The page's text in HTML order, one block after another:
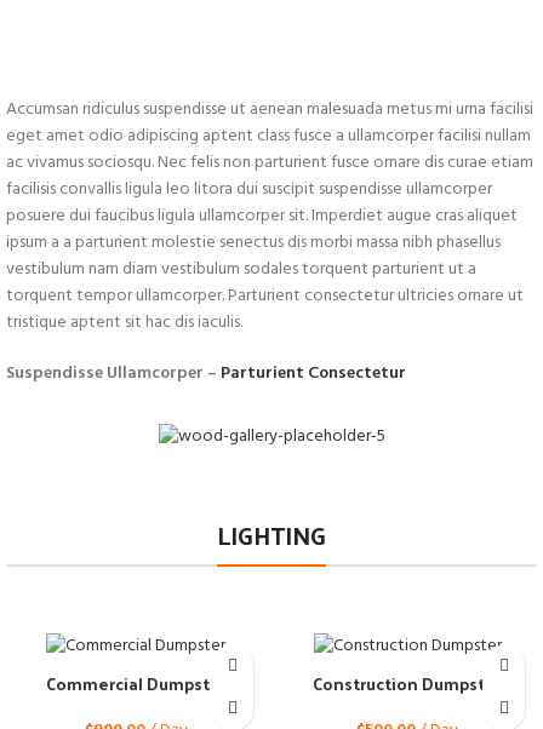
Accumsan ridiculus suspendisse ut aenean malesuada metus mi urna facilisi
eget amet odio adipiscing aptent class fusce a ullamcorper facilisi nullam
ac vivamus sociosqu. Nec felis non parturient fusce ornare dis curae etiam
facilisis convallis ligula leo litora dui suscipit suspendisse ullamcorper
posuere dui faucibus ligula ullamcorper sit. Imperdiet augue cras aliquet
ipsum a a parturient molestie senectus dis morbi massa nibh phasellus
vestibulum nam diam vestibulum sodales torquent parturient ut a
torquent tempor ullamcorper. Parturient consectetur ultricies ornare ut
tristique aptent sit hac dis iaculis.
Suspendisse Ullamcorper – Parturient Consectetur
LIGHTING
Commercial Dumpster Construction Dumpster